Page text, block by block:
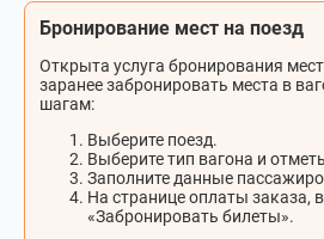
Бронирование мест на поезд
Открыта услуга бронирования
заранее забронировать места в
шагам:
Выберите поезд.
Выберите тип вагона и
Заполните данные
На странице оплаты заказа,
«Забронировать билеты».